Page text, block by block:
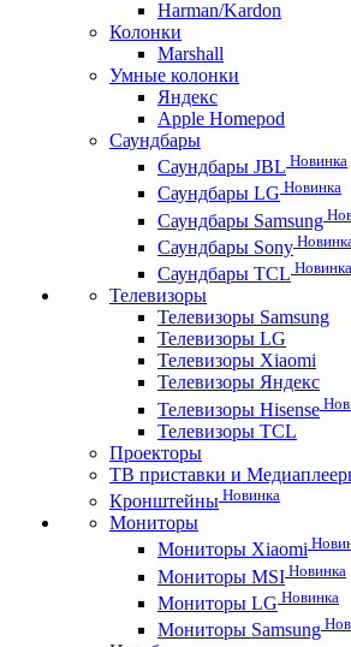
Harman/Kardon
Колонки
Marshall
Умные колонки
Яндекс
Apple Homepod
Саундбары
Саундбары JBL Новинка
Саундбары LG Новинка
Саундбары Samsung
Саундбары Sony
Саундбары TCL Новинка
Телевизоры
Телевизоры Samsung
Телевизоры LG
Телевизоры Xiaomi
Телевизоры Яндекс
Телевизоры Hisense
Телевизоры TCL
Проекторы
ТВ приставки и
Кронштейны Новинка
Мониторы
Мониторы Xiaomi
Мониторы MSI Новинка
Мониторы LG Новинка
Мониторы Samsung